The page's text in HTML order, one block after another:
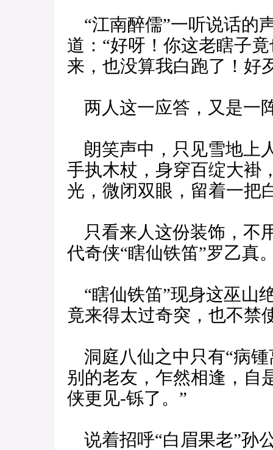
“江南醉儒”一听说话的
道：“好呀！你这老瞎子
来，也没算我白跑了！
两人这一应答，又是一
朗笑声中，只见雪地上
手执木杖，身穿百绽大褂
光，微闭双眼，留着一把
只看来人这份装饰，不
代奇侠“瞎仙铁笛”罗乙真
“瞎仙铁笛”现身这巫山
竟来得太过奇突，也不禁
洞庭八仙之中只有“病锺
别的老友，乍然相逢，自
侠更见-铄了。”
说着招呼“白眉果老”孙